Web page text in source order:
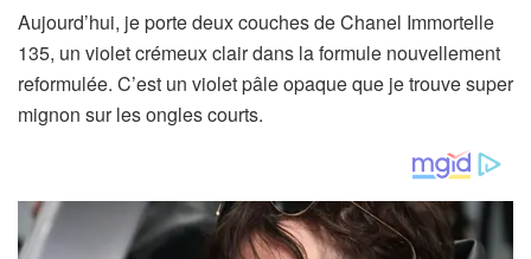
Aujourd’hui, je porte deux couches de Chanel Immortelle
135, un violet crémeux clair dans la formule nouvellement
reformulée. C’est un violet pâle opaque que je trouve super
mignon sur les ongles courts.